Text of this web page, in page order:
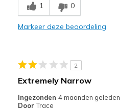
Stylish
Travel
Width
Feels true to width
Sizing
1 0
Markeer deze beoordeling
2
Extremely Narrow
Ingezonden 4 maanden geleden
Door Trace